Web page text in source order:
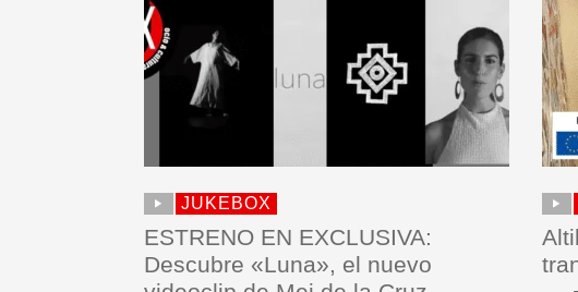
JUKEBOX
ESTRENO EN EXCLUSIVA:
Descubre «Luna», el nuevo